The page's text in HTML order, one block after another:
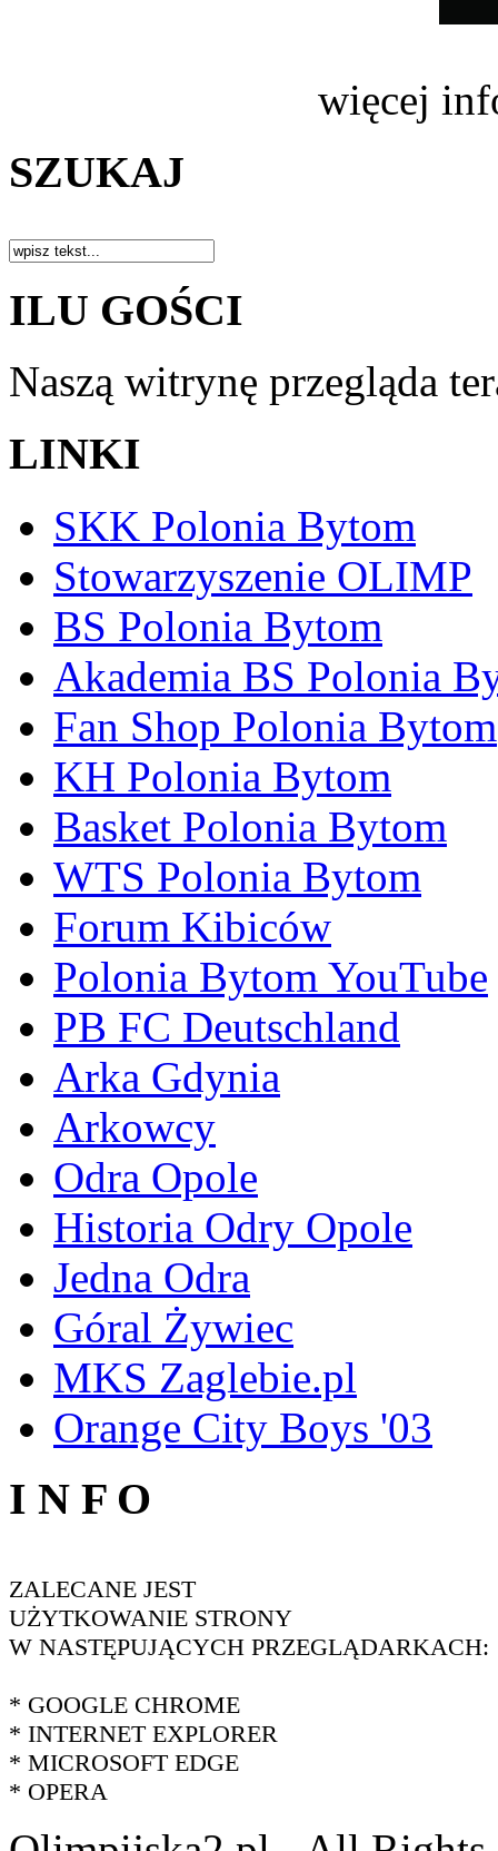
więcej
SZUKAJ
ILU GOŚCI
Naszą witrynę przegląda
LINKI
SKK Polonia Bytom
Stowarzyszenie OLIMP
BS Polonia Bytom
Akademia BS Polonia
Fan Shop Polonia Bytom
KH Polonia Bytom
Basket Polonia Bytom
WTS Polonia Bytom
Forum Kibiców
Polonia Bytom YouTube
PB FC Deutschland
Arka Gdynia
Arkowcy
Odra Opole
Historia Odry Opole
Jedna Odra
Góral Żywiec
MKS Zaglebie.pl
Orange City Boys '03
I N F O
ZALECANE JEST
UŻYTKOWANIE STRONY
W NASTĘPUJĄCYCH PRZEGLĄDARKACH:
* GOOGLE CHROME
* INTERNET EXPLORER
* MICROSOFT EDGE
* OPERA